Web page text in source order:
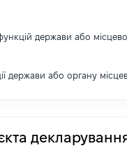
держави або
держави або органу